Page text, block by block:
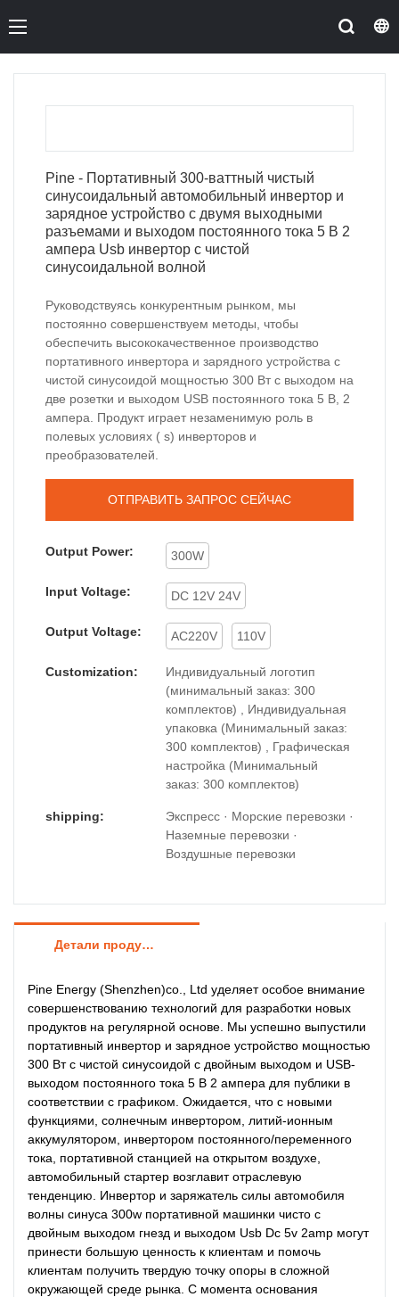
Pine - Портативный 300-ваттный чистый
синусоидальный автомобильный инвертор и
зарядное устройство с двумя выходными
разъемами и выходом постоянного тока 5 В 2
ампера Usb инвертор с чистой
синусоидальной волной
Руководствуясь конкурентным рынком, мы
постоянно совершенствуем методы, чтобы
обеспечить высококачественное производство
портативного инвертора и зарядного устройства с
чистой синусоидой мощностью 300 Вт с выходом на
две розетки и выходом USB постоянного тока 5 В, 2
ампера. Продукт играет незаменимую роль в
полевых условиях ( s) инверторов и
преобразователей.
ОТПРАВИТЬ ЗАПРОС СЕЙЧАС
Output Power: 300W
Input Voltage: DC 12V 24V
Output Voltage: AC220V 110V
Customization:
Индивидуальный логотип
(минимальный заказ: 300
комплектов) , Индивидуальная
упаковка (Минимальный заказ:
300 комплектов) , Графическая
настройка (Минимальный
заказ: 300 комплектов)
shipping:
Экспресс · Морские перевозки ·
Наземные перевозки ·
Воздушные перевозки
Детали продуктов
Pine Energy (Shenzhen)co., Ltd уделяет особое внимание
совершенствованию технологий для разработки новых
продуктов на регулярной основе. Мы успешно выпустили
портативный инвертор и зарядное устройство мощностью
300 Вт с чистой синусоидой с двойным выходом и USB-
выходом постоянного тока 5 В 2 ампера для публики в
соответствии с графиком. Ожидается, что с новыми
функциями, солнечным инвертором, литий-ионным
аккумулятором, инвертором постоянного/переменного
тока, портативной станцией на открытом воздухе,
автомобильный стартер возглавит отраслевую
тенденцию. Инвертор и заряжатель силы автомобиля
волны синуса 300w портативной машинки чисто с
двойным выходом гнезд и выходом Usb Dc 5v 2amp могут
принести большую ценность к клиентам и помочь
клиентам получить твердую точку опоры в сложной
окружающей среде рынка. С момента основания